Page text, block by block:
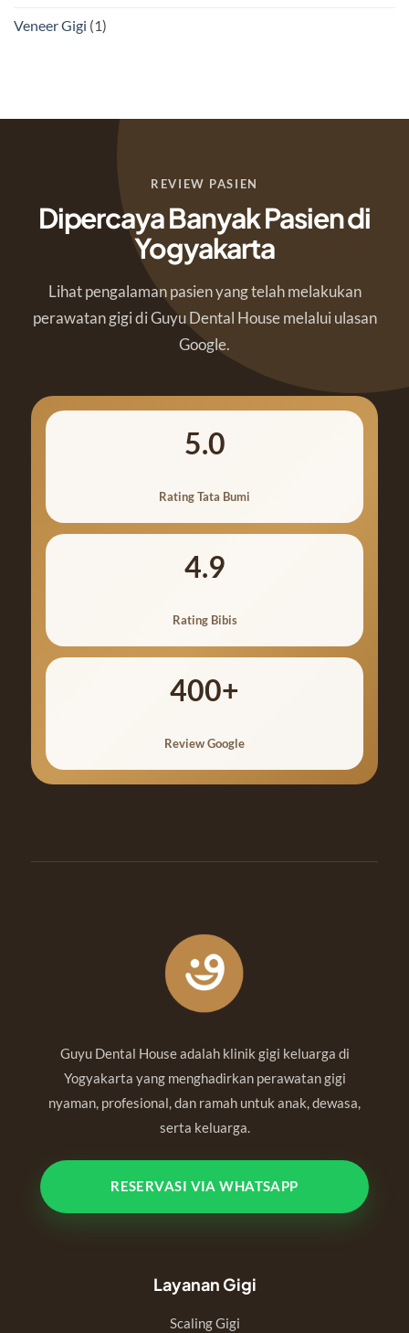
Veneer Gigi (1)
REVIEW PASIEN
Dipercaya Banyak Pasien di
Yogyakarta
Lihat pengalaman pasien yang telah melakukan
perawatan gigi di Guyu Dental House melalui ulasan
Google.
5.0
Rating Tata Bumi
4.9
Rating Bibis
400+
Review Google
Guyu Dental House adalah klinik gigi keluarga di
Yogyakarta yang menghadirkan perawatan gigi
nyaman, profesional, dan ramah untuk anak, dewasa,
serta keluarga.
RESERVASI VIA WHATSAPP
Layanan Gigi
Scaling Gigi